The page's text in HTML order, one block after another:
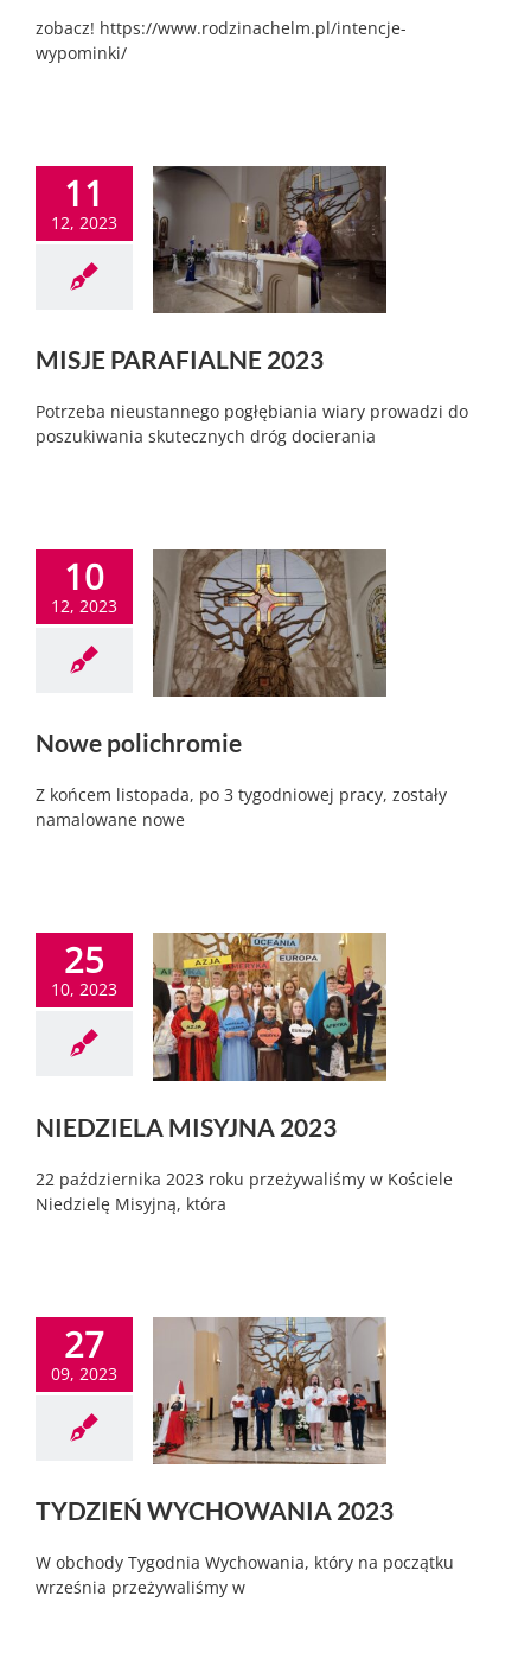
zobacz! https://www.rodzinachelm.pl/intencje-
wypominki/
11
12, 2023
MISJE PARAFIALNE 2023
Potrzeba nieustannego pogłębiania wiary prowadzi do
poszukiwania skutecznych dróg docierania
10
12, 2023
Nowe polichromie
Z końcem listopada, po 3 tygodniowej pracy, zostały
namalowane nowe
25
10, 2023
NIEDZIELA MISYJNA 2023
22 października 2023 roku przeżywaliśmy w Kościele
Niedzielę Misyjną, która
27
09, 2023
TYDZIEŃ WYCHOWANIA 2023
W obchody Tygodnia Wychowania, który na początku
września przeżywaliśmy w